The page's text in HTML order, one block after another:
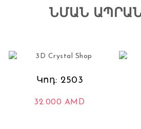
ՆՄԱՆ
Կոդ: 2503
32.000 AMD